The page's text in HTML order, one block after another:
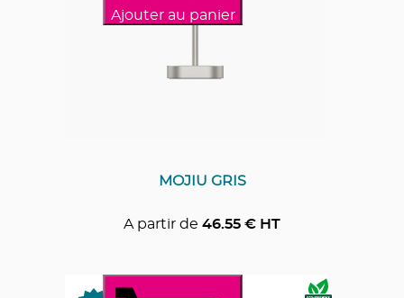
Ajouter au panier
MOJIU GRIS
A partir de 46.55 € HT